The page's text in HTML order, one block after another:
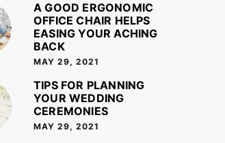
A GOOD ERGONOMIC
OFFICE CHAIR HELPS
EASING YOUR ACHING
BACK
MAY 29, 2021
TIPS FOR PLANNING
YOUR WEDDING
CEREMONIES
MAY 29, 2021